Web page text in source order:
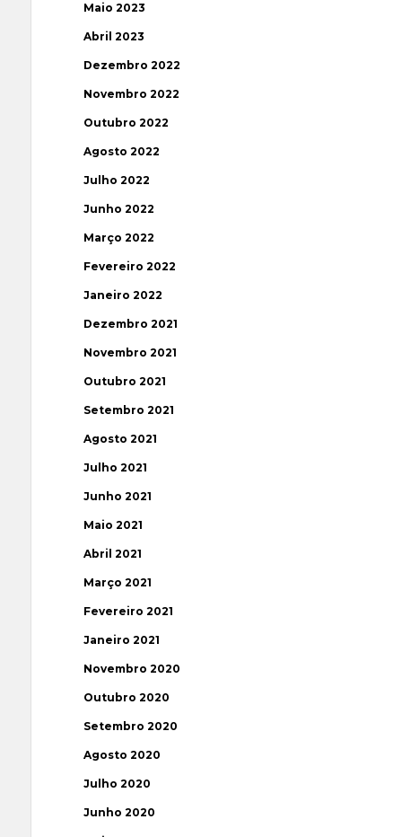
Maio 2023
Abril 2023
Dezembro 2022
Novembro 2022
Outubro 2022
Agosto 2022
Julho 2022
Junho 2022
Março 2022
Fevereiro 2022
Janeiro 2022
Dezembro 2021
Novembro 2021
Outubro 2021
Setembro 2021
Agosto 2021
Julho 2021
Junho 2021
Maio 2021
Abril 2021
Março 2021
Fevereiro 2021
Janeiro 2021
Novembro 2020
Outubro 2020
Setembro 2020
Agosto 2020
Julho 2020
Junho 2020